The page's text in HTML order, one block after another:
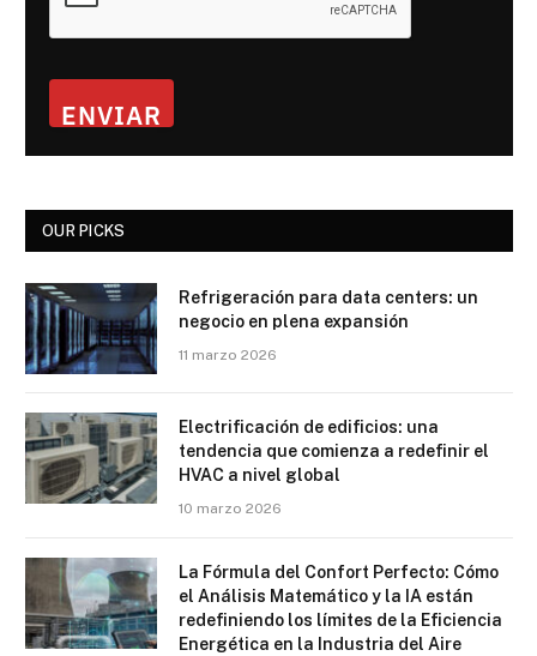
ENVIAR
OUR PICKS
Refrigeración para data centers: un
negocio en plena expansión
11 marzo 2026
Electrificación de edificios: una
tendencia que comienza a redefinir el
HVAC a nivel global
10 marzo 2026
La Fórmula del Confort Perfecto: Cómo
el Análisis Matemático y la IA están
redefiniendo los límites de la Eficiencia
Energética en la Industria del Aire